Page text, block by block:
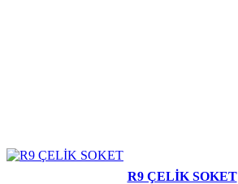
R9 ÇELİK SOKET